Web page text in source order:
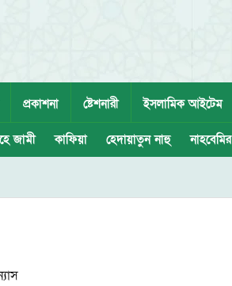
প্রকাশনা ষ্টেশনারী ইসলামিক আইটেম
জামী কাফিয়া হেদায়াতুন নাহু নাহবেমির